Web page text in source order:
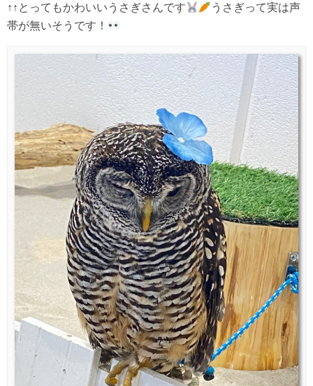
↑↑とってもかわいいうさぎさんです
うさぎって実は声
帯が無いそうです！